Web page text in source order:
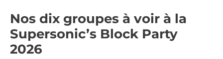
Nos dix groupes à voir à la
Supersonic’s Block Party
2026